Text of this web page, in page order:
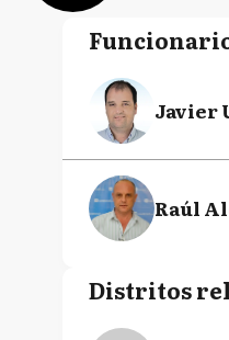
Javier
Raúl
Distritos